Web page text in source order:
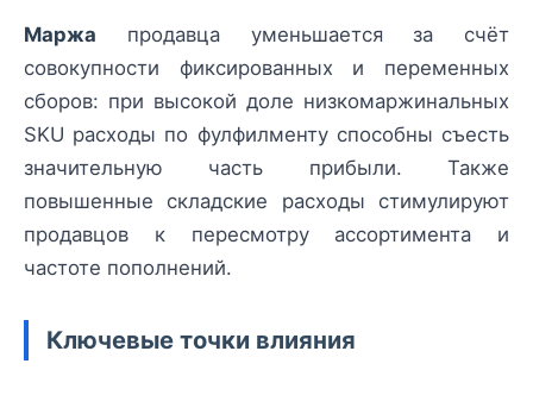
Маржа продавца уменьшается за счёт
совокупности фиксированных и переменных
сборов: при высокой доле низкомаржинальных
SKU расходы по фулфилменту способны съесть
значительную часть прибыли. Также
повышенные складские расходы стимулируют
продавцов к пересмотру ассортимента и
частоте пополнений.
Ключевые точки влияния